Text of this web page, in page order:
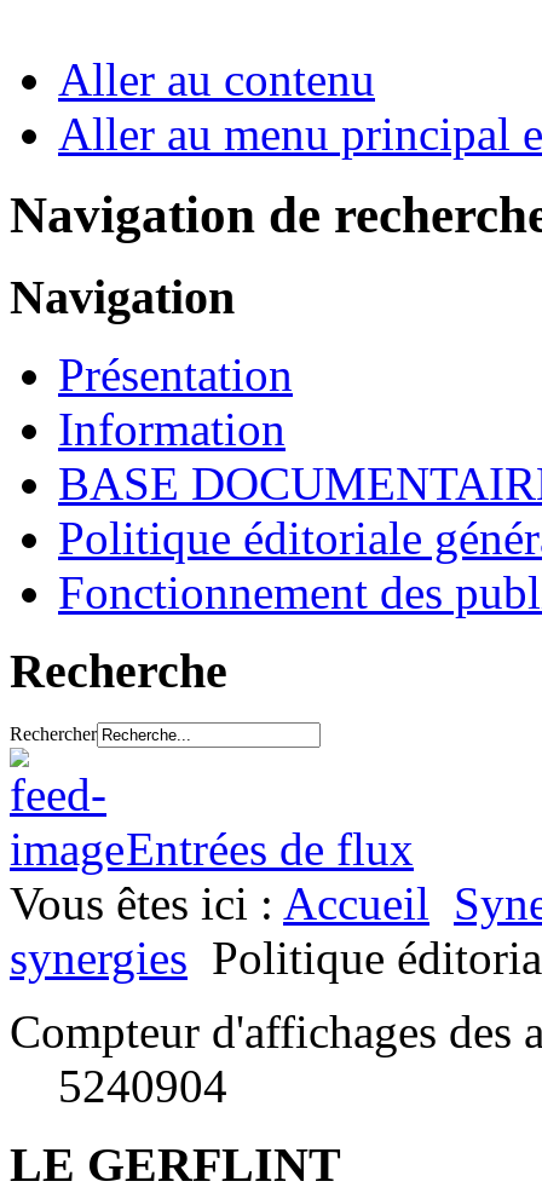
Aller au contenu
Aller au menu principal
Navigation de
Navigation
Présentation
Information
BASE
Politique éditoriale
Fonctionnement des
Recherche
Rechercher
Entrées de flux
Vous êtes ici : Accueil
synergies Politique
Compteur d'affichages des
5240904
LE GERFLINT